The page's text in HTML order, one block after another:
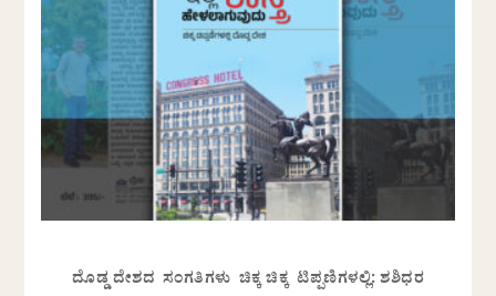
ದೊಡ್ಡ ದೇಶದ ಸಂಗತಿಗಳು ಚಿಕ್ಕ ಚಿಕ್ಕ ಟಿಪ್ಪಣಿಗಳಲ್ಲಿ: ಶಶಿಧರ